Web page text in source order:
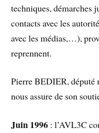
techniques, démarches
contacts avec les
avec les médias,…),
reprennent.
Pierre BEDIER,
nous assure de son
Juin 1996 : l’AVL3C